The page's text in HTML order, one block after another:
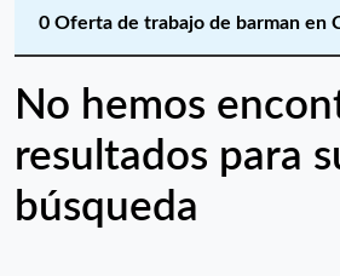
0 Oferta de trabajo de barman en
No hemos
resultados para
búsqueda